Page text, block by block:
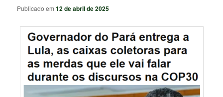
Publicado em12 de abril de 2025